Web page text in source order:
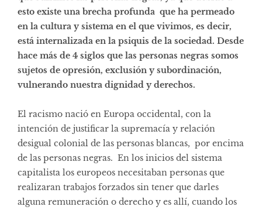
esto existe una brecha profunda que ha permeado
en la cultura y sistema en el que vivimos, es decir,
está internalizada en la psiquis de la sociedad. Desde
hace más de 4 siglos que las personas negras somos
sujetos de opresión, exclusión y subordinación,
vulnerando nuestra dignidad y derechos.
El racismo nació en Europa occidental, con la
intención de justificar la supremacía y relación
desigual colonial de las personas blancas, por encima
de las personas negras. En los inicios del sistema
capitalista los europeos necesitaban personas que
realizaran trabajos forzados sin tener que darles
alguna remuneración o derecho y es allí, cuando los